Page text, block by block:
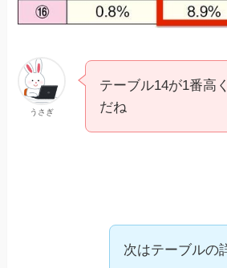
うさぎ
テーブル14が1番高
だね
次はテーブルの